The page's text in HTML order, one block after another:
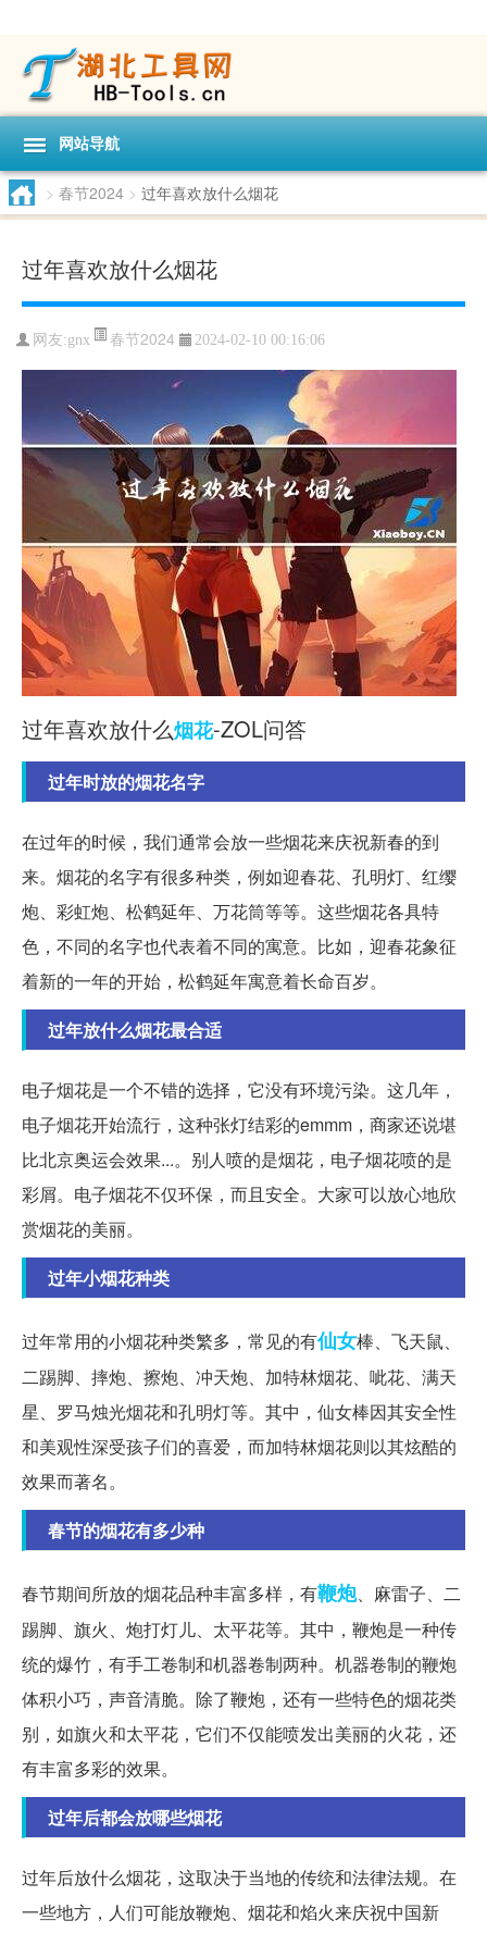
网站导航
> 春节2024 > 过年喜欢放什么烟花
过年喜欢放什么烟花
网友:gnx 春节2024 2024-02-10 00:16:06
过年喜欢放什么烟花-ZOL问答
过年时放的烟花名字
在过年的时候，我们通常会放一些烟花来庆祝新春的到
来。烟花的名字有很多种类，例如迎春花、孔明灯、红缨
炮、彩虹炮、松鹤延年、万花筒等等。这些烟花各具特
色，不同的名字也代表着不同的寓意。比如，迎春花象征
着新的一年的开始，松鹤延年寓意着长命百岁。
过年放什么烟花最合适
电子烟花是一个不错的选择，它没有环境污染。这几年，
电子烟花开始流行，这种张灯结彩的emmm，商家还说堪
比北京奥运会效果...。别人喷的是烟花，电子烟花喷的是
彩屑。电子烟花不仅环保，而且安全。大家可以放心地欣
赏烟花的美丽。
过年小烟花种类
过年常用的小烟花种类繁多，常见的有仙女棒、飞天鼠、
二踢脚、摔炮、擦炮、冲天炮、加特林烟花、呲花、满天
星、罗马烛光烟花和孔明灯等。其中，仙女棒因其安全性
和美观性深受孩子们的喜爱，而加特林烟花则以其炫酷的
效果而著名。
春节的烟花有多少种
春节期间所放的烟花品种丰富多样，有鞭炮、麻雷子、二
踢脚、旗火、炮打灯儿、太平花等。其中，鞭炮是一种传
统的爆竹，有手工卷制和机器卷制两种。机器卷制的鞭炮
体积小巧，声音清脆。除了鞭炮，还有一些特色的烟花类
别，如旗火和太平花，它们不仅能喷发出美丽的火花，还
有丰富多彩的效果。
过年后都会放哪些烟花
过年后放什么烟花，这取决于当地的传统和法律法规。在
一些地方，人们可能放鞭炮、烟花和焰火来庆祝中国新